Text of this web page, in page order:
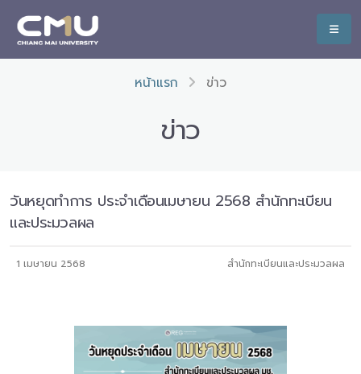
หน้าแรก ข่าว
ข่าว
วันหยุดทำการ ประจำเดือนเมษายน 2568 สำนักทะเบียน
และประมวลผล
1 เมษายน 2568 สำนักทะเบียนและประมวลผล